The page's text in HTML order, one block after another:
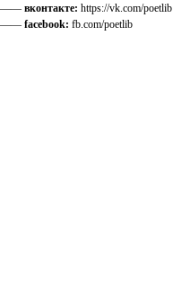
—— вконтакте: https://vk.com/poetlib
—— facebook: fb.com/poetlib